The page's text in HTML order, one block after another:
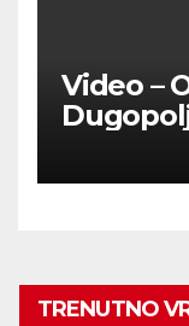
Video –
TRENUTNO